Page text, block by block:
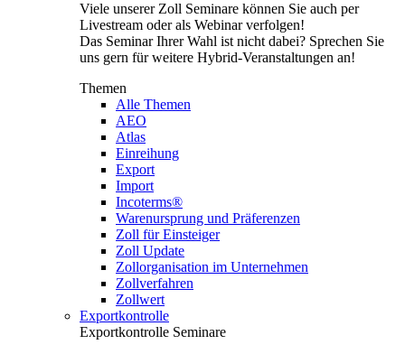
Viele unserer Zoll Seminare können Sie auch per
Livestream oder als Webinar verfolgen!
Das Seminar Ihrer Wahl ist nicht dabei? Sprechen Sie
uns gern für weitere Hybrid-Veranstaltungen an!
Themen
Alle Themen
AEO
Atlas
Einreihung
Export
Import
Incoterms®
Warenursprung und Präferenzen
Zoll für Einsteiger
Zoll Update
Zollorganisation im Unternehmen
Zollverfahren
Zollwert
Exportkontrolle
Exportkontrolle Seminare